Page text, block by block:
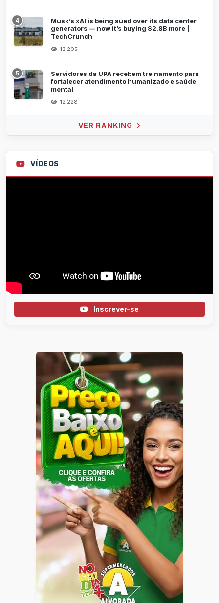
4
Musk’s xAI is being sued over its data center
generators — now it’s buying $2.8B more |
TechCrunch
13.205
5
Servidores da UPA recebem treinamento para
fortalecer atendimento humanizado e saúde
mental
12.228
VER RANKING
VÍDEOS
Inscrever-se